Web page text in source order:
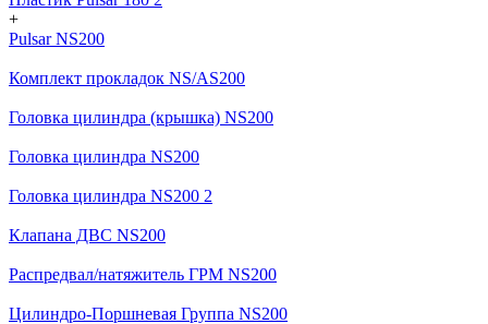
+
Pulsar NS200
Комплект прокладок NS/AS200
Головка цилиндра (крышка) NS200
Головка цилиндра NS200
Головка цилиндра NS200 2
Клапана ДВС NS200
Распредвал/натяжитель ГРМ NS200
Цилиндро-Поршневая Группа NS200